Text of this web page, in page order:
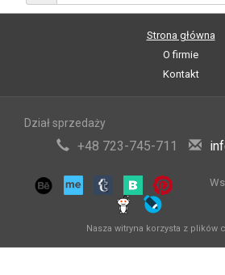
Strona główna
O firmie
Kontakt
Dział sprzedaży
+48 723-745-711
Nasza witryna korzysta z plików